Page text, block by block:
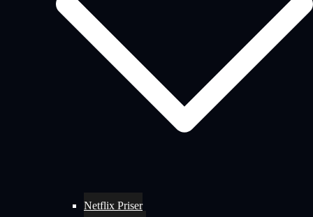
Netflix Priser